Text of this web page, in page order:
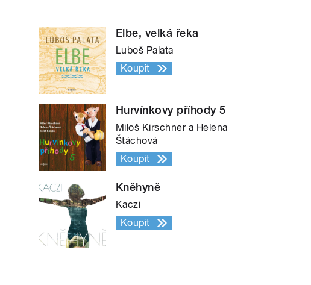
Elbe, velká řeka
Luboš Palata
Koupit
Hurvínkovy příhody 5
Miloš Kirschner a Helena
Štáchová
Koupit
Kněhyně
Kaczi
Koupit